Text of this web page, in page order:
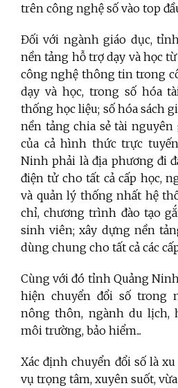
trên công nghệ số vào top
Đối với ngành giáo dục,
nền tảng hỗ trợ dạy và học
công nghệ thông tin trong
dạy và học, trong số hóa
thống học liệu; số hóa sách
nền tảng chia sẻ tài nguyên
của cả hình thức trực
Ninh phải là địa phương đi
điện tử cho tất cả cấp học,
và quản lý thống nhất hệ
chỉ, chương trình đào tạo
sinh viên; xây dựng nền
dùng chung cho tất cả các
Cùng với đó tỉnh Quảng
hiện chuyển đổi số trong
nông thôn, ngành du lịch,
môi trường, bảo hiểm...
Xác định chuyển đổi số là
vụ trọng tâm, xuyên suốt, vừa